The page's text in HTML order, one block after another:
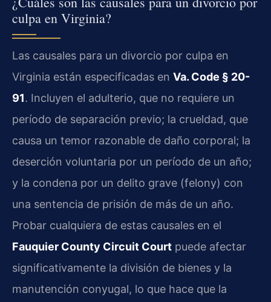
culpa en Virginia?
Las causales para un divorcio por culpa en
Virginia están especificadas en Va. Code § 20-
91. Incluyen el adulterio, que no requiere un
período de separación previo; la crueldad, que
causa un temor razonable de daño corporal; la
deserción voluntaria por un período de un año;
y la condena por un delito grave (felony) con
una sentencia de prisión de más de un año.
Probar cualquiera de estas causales en el
Fauquier County Circuit Court puede afectar
significativamente la división de bienes y la
manutención conyugal, lo que hace que la